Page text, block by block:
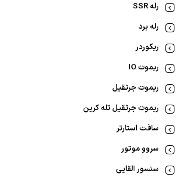
رله SSR
رله برد
ریکوردر
ریموت IO
ریموت جرثقیل
ریموت جرثقیل تله کرین
سافت استارتر
سروو موتور
سنسور القایی